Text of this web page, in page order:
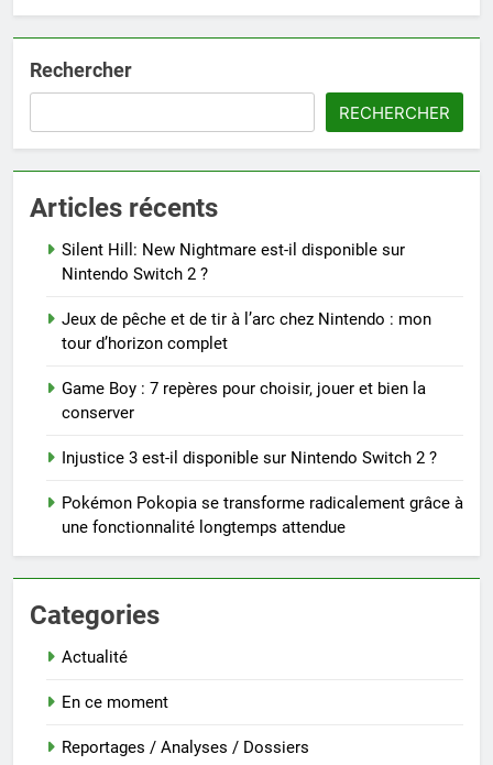
Rechercher
RECHERCHER
Articles récents
Silent Hill: New Nightmare est-il disponible sur
Nintendo Switch 2 ?
Jeux de pêche et de tir à l’arc chez Nintendo : mon
tour d’horizon complet
Game Boy : 7 repères pour choisir, jouer et bien la
conserver
Injustice 3 est-il disponible sur Nintendo Switch 2 ?
Pokémon Pokopia se transforme radicalement grâce à
une fonctionnalité longtemps attendue
Categories
Actualité
En ce moment
Reportages / Analyses / Dossiers